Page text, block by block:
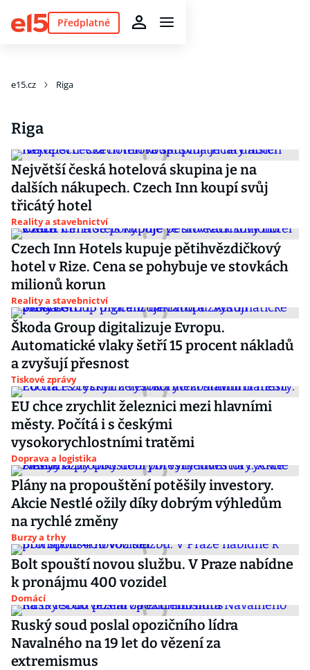
Předplatné
e15.cz Riga
Riga
Největší česká hotelová skupina je na
dalších nákupech. Czech Inn koupí svůj
třicátý hotel
Reality a stavebnictví
Czech Inn Hotels kupuje pětihvězdičkový
hotel v Rize. Cena se pohybuje ve stovkách
milionů korun
Reality a stavebnictví
Škoda Group digitalizuje Evropu.
Automatické vlaky šetří 15 procent nákladů
a zvyšují přesnost
Tiskové zprávy
EU chce zrychlit železnici mezi hlavními
městy. Počítá i s českými
vysokorychlostními tratěmi
Doprava a logistika
Plány na propouštění potěšily investory.
Akcie Nestlé ožily díky dobrým výhledům
na rychlé změny
Burzy a trhy
Bolt spouští novou službu. V Praze nabídne
k pronájmu 400 vozidel
Domácí
Ruský soud poslal opozičního lídra
Navalného na 19 let do vězení za
extremismus